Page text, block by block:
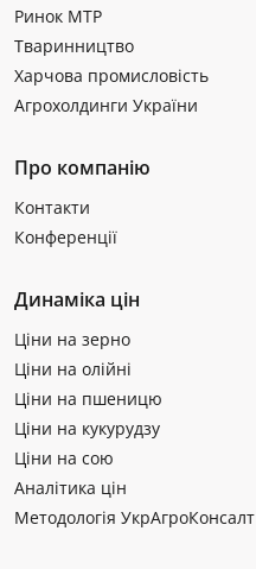
Ринок МТР
Тваринництво
Харчова промисловість
Агрохолдинги України
Про компанію
Контакти
Конференції
Динаміка цін
Ціни на зерно
Ціни на олійні
Ціни на пшеницю
Ціни на кукурудзу
Ціни на сою
Аналітика цін
Методологія УкрАгроКонсалт